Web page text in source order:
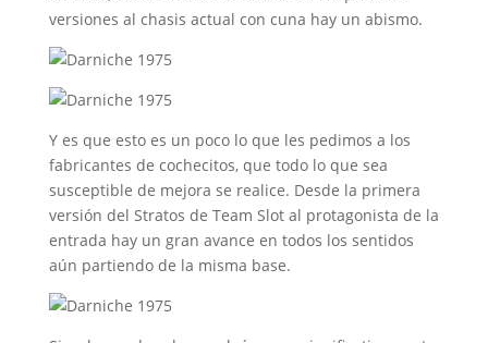
versiones al chasis actual con cuna hay un abismo.
Y es que esto es un poco lo que les pedimos a los
fabricantes de cochecitos, que todo lo que sea
susceptible de mejora se realice. Desde la primera
versión del Stratos de Team Slot al protagonista de la
entrada hay un gran avance en todos los sentidos
aún partiendo de la misma base.